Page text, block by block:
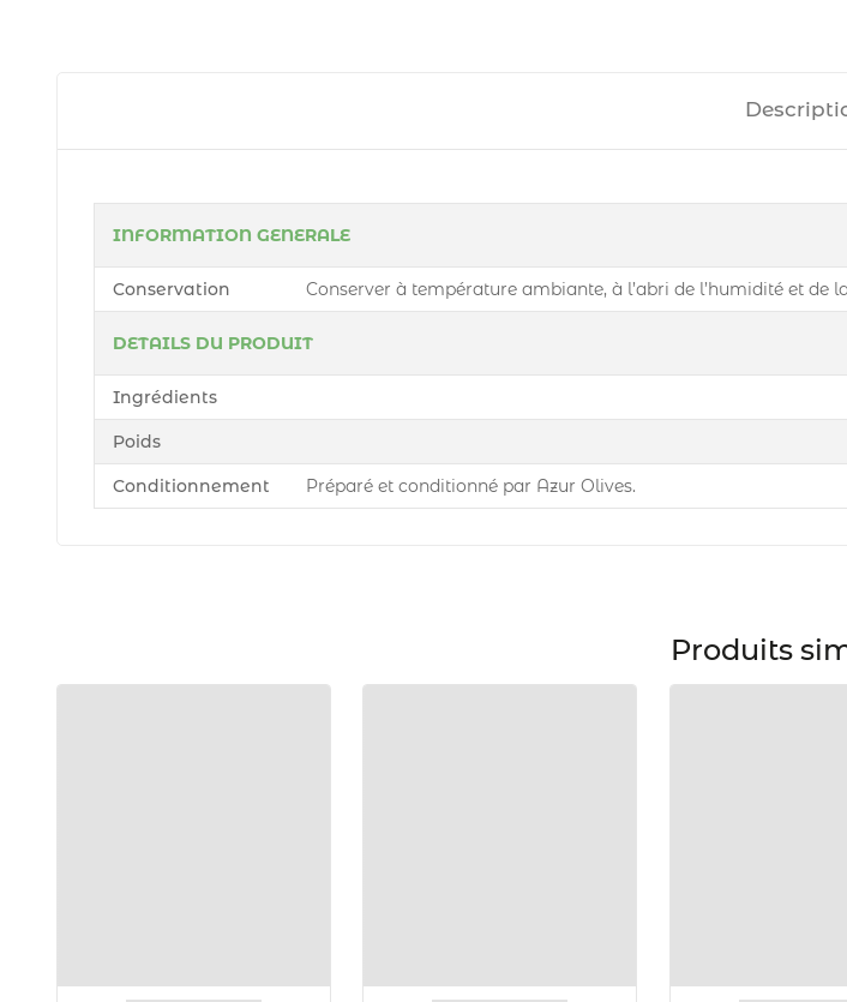
INFORMATION GENERALE
Conservation Conserver à température ambiante, à l’abri de l’humidité et de
DETAILS DU PRODUIT
Ingrédients
Poids
Conditionnement Préparé et conditionné par Azur Olives.
Produits